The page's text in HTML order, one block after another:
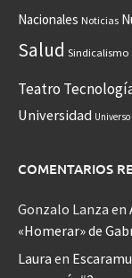
Nacionales Noticias
Salud Sindicalismo
Teatro
Universidad
COMENTARIOS
Gonzalo Lanza en
«Homerar» de
Laura en